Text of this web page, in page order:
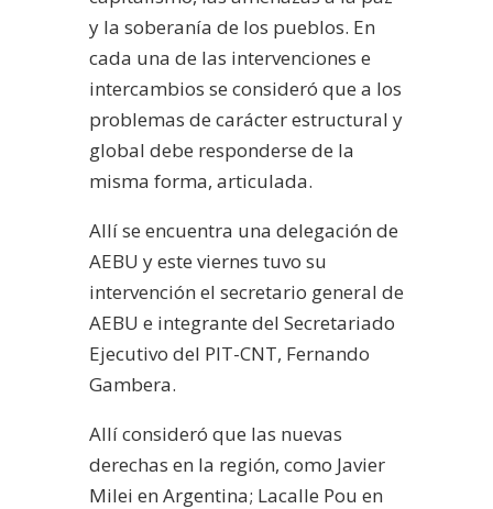
y la soberanía de los pueblos. En
cada una de las intervenciones e
intercambios se consideró que a los
problemas de carácter estructural y
global debe responderse de la
misma forma, articulada.
Allí se encuentra una delegación de
AEBU y este viernes tuvo su
intervención el secretario general de
AEBU e integrante del Secretariado
Ejecutivo del PIT-CNT, Fernando
Gambera.
Allí consideró que las nuevas
derechas en la región, como Javier
Milei en Argentina; Lacalle Pou en